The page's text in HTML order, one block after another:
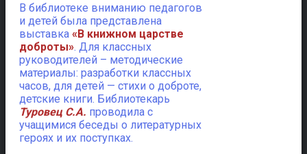
В библиотеке вниманию педагогов
и детей была представлена
выставка «В книжном царстве
доброты». Для классных
руководителей – методические
материалы: разработки классных
часов, для детей — стихи о доброте,
детские книги. Библиотекарь
Туровец С.А. проводила с
учащимися беседы о литературных
героях и их поступках.